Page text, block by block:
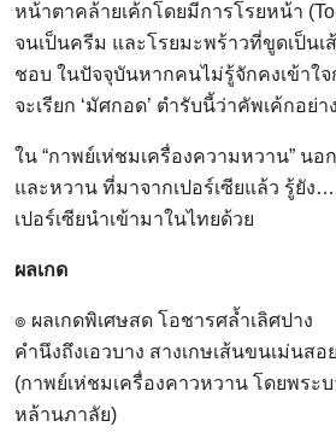
หน้าตาคล้ายเค้กโดยมีการโรยหน้า
จนเป็นครีม และโรยมะพร้าวที่ขูดเป็น
ชอบ ในปัจจุบันหากคนไม่รู้จักคงเข้าใจ
จะเรียก ‘มัศกอด’ ตำรับนี้ว่าคัพเค้กอย่
ใน “กาพย์เห่ชมเครื่องความหวาน” น
และหวาน ที่มาจากเปอร์เซียแล้ว รู้ยัง
เปอร์เซียนำเข้ามาในไทยด้วย
ผลเกด
๏ ผลเกดพิเศษสด โอชารศล้ำเลิศปาง
คำนึงถึงเอวบาง สางเกษเส้นขนเม่นสอย
(กาพย์เห่ชมเครื่องคาวหวาน โดยพระ
หล้านภาลัย)